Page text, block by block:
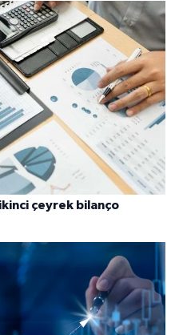
çeyrek bilanço